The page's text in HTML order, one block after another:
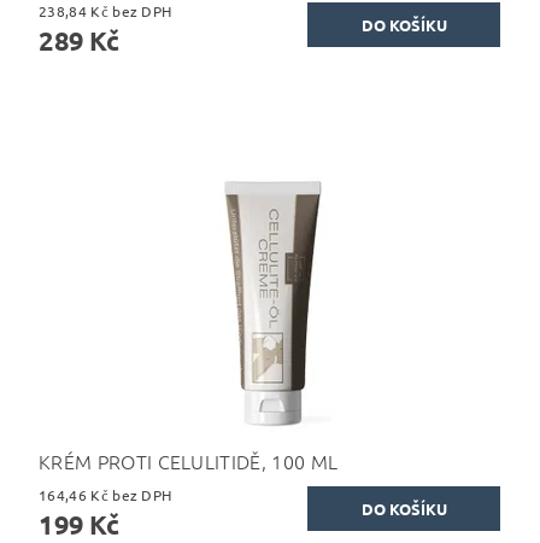
238,84 Kč bez DPH
289 Kč
KRÉM PROTI CELULITIDĚ, 100 ML
164,46 Kč bez DPH
199 Kč